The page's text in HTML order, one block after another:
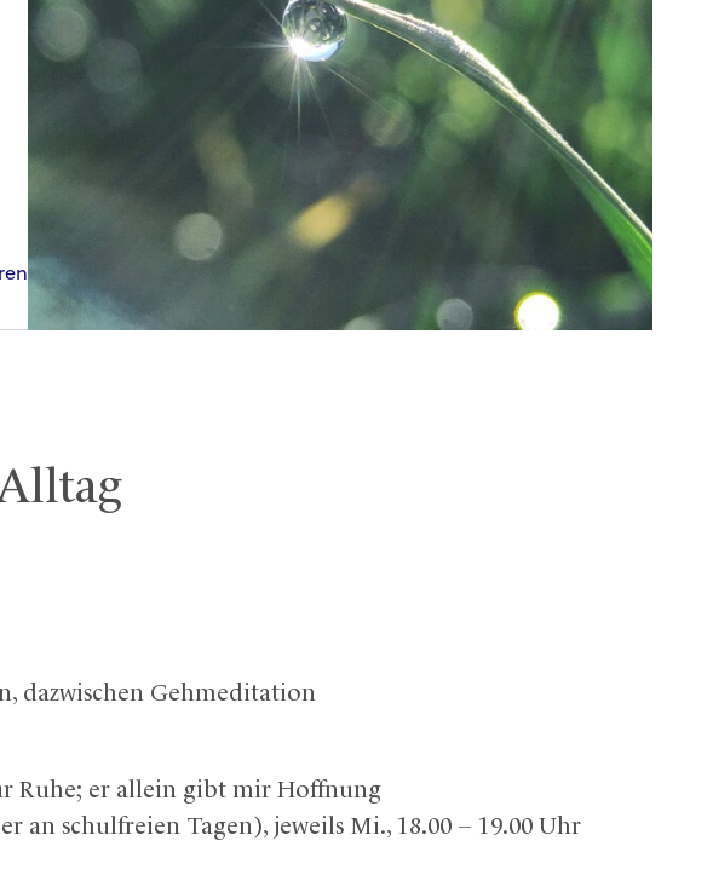
dazwischen Gehmeditation
Ruhe; er allein gibt mir Hoffnung
an schulfreien Tagen), jeweils Mi., 18.00 – 19.00 Uhr